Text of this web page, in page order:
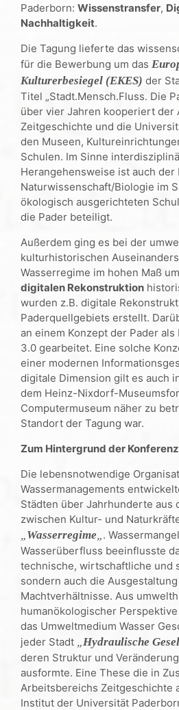
Paderborn: Wissenstransfer,
Nachhaltigkeit.
Die Tagung lieferte das
für die Bewerbung um das
Kulturerbesiegel (EKES) der
Titel „Stadt.Mensch.Fluss. Die
über vier Jahren kooperiert der
Zeitgeschichte und die
den Museen,
Schulen. Im Sinne
Herangehensweise ist auch der
Naturwissenschaft/Biologie im
ökologisch ausgerichteten
die Pader beteiligt.
Außerdem ging es bei der
kulturhistorischen
Wasserregime im hohen Maß
digitalen Rekonstruktion
wurden z.B. digitale
Paderquellgebiets erstellt.
an einem Konzept der Pader
3.0 gearbeitet. Eine solche
einer modernen
digitale Dimension gilt es auch
dem Heinz-Nixdorf-
Computermuseum näher zu
Standort der Tagung war.
Zum Hintergrund der
Die lebensnotwendige
Wassermanagements
Städten über Jahrhunderte aus
zwischen Kultur- und
Wasserregime .
Wasserüberfluss beeinflusste
technische, wirtschaftliche und
sondern auch die
Machtverhältnisse. Aus
humanökologischer
das Umweltmedium Wasser
jeder Stadt
Hydraulische
deren Struktur und
ausformte. Eine These die in
Arbeitsbereichs Zeitgeschichte
Institut der Universität